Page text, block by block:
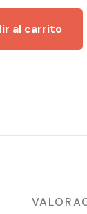
al carrito